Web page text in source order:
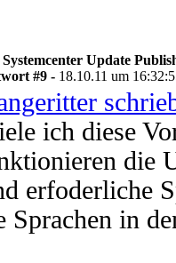
Systemcenter Update
#9 - 18.10.11 um
ich diese
die
erfoderliche
Sprachen in